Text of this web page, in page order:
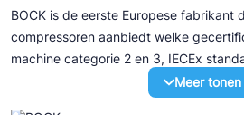
BOCK is de eerste Europese fabrikant
compressoren aanbiedt welke
machine categorie 2 en 3, IECEx
De basis van deze ATEX machines
Meer tonen